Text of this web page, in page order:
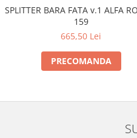
SPLITTER BARA FATA v.1 ALFA
159
665,50 Lei
PRECOMANDA